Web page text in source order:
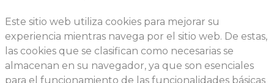
Este sitio web utiliza cookies para mejorar su
experiencia mientras navega por el sitio web. De estas,
las cookies que se clasifican como necesarias se
almacenan en su navegador, ya que son esenciales
para el funcionamiento de las funcionalidades básicas